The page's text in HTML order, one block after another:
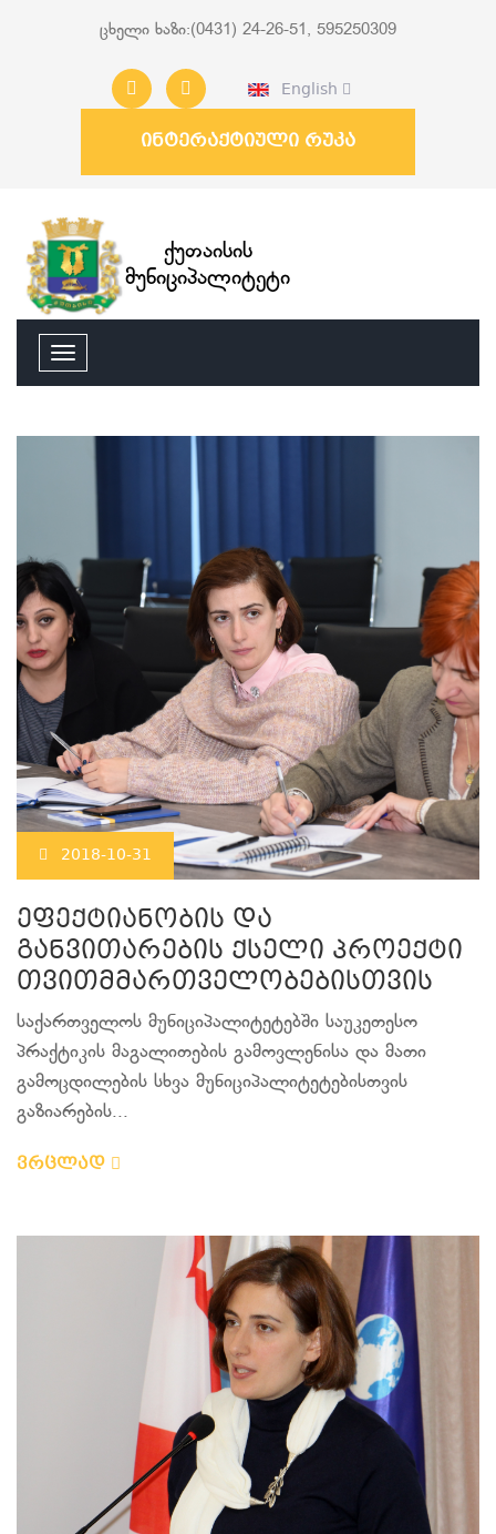
ცხელი ხაზი:(0431) 24-26-51, 595250309
English
ინტერაქტიული რუკა
ქუთაისის
მუნიციპალიტეტი
2018-10-31
ეფექტიანობის და
განვითარების ქსელი პროექტი
თვითმმართველობებისთვის
საქართველოს მუნიციპალიტეტებში საუკეთესო
პრაქტიკის მაგალითების გამოვლენისა და მათი
გამოცდილების სხვა მუნიციპალიტეტებისთვის
გაზიარების...
ვრცლად